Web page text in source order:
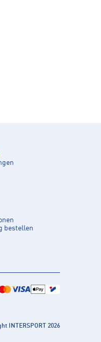
bestellen
INTERSPORT 2026